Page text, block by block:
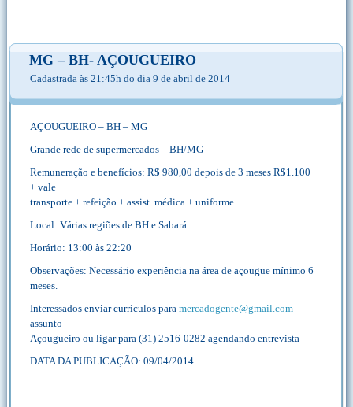
MG – BH- AÇOUGUEIRO
Cadastrada às 21:45h do dia 9 de abril de 2014
AÇOUGUEIRO – BH – MG
Grande rede de supermercados – BH/MG
Remuneração e benefícios: R$ 980,00 depois de 3 meses R$1.100
+ vale
transporte + refeição + assist. médica + uniforme.
Local: Várias regiões de BH e Sabará.
Horário: 13:00 às 22:20
Observações: Necessário experiência na área de açougue mínimo 6
meses.
Interessados enviar currículos para mercadogente@gmail.com
assunto
Açougueiro ou ligar para (31) 2516-0282 agendando entrevista
DATA DA PUBLICAÇÃO: 09/04/2014